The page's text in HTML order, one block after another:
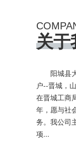
关于
阳城县
户--晋城，
在晋城工商
年，愿与社
务。我公司
项...